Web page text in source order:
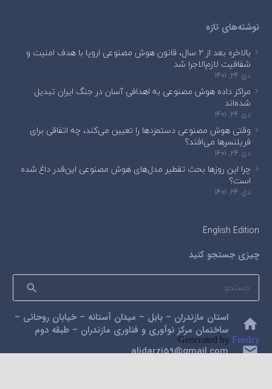
نوشته‌های تازه
بالاخره بعد از ۲ سال، قانون هوش مصنوعی اروپا با هدف امنیت و
شفافیت لازم‌الاجرا شد
دی 24, 1401
مراکز داده هوش مصنوعی به اهدافی آسان در جنگ ایران تبدیل
شده‌اند
دی 24, 1401
وقتی هوش مصنوعی دستمزدها را تعیین می‌کند، چه اتفاقی برای
فریلنسرها می‌افتد؟
دی 24, 1401
چرا این روزها بحث تقطیر مدل‌های هوش مصنوعی این‌قدر داغ شده
است؟
دی 24, 1401
English Edition
چیزی جستجو کنید
جستجو
برای:
home
استان مازندران – بابل – میدان آستانه – خیابان روحانی –
ساختمان مرکز نوآوری و فناوری مازندران – طبقه دوم
mail
alidarzi59@gmail.com
Generated by Feedzy